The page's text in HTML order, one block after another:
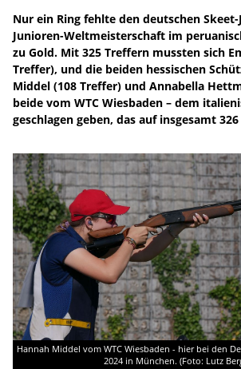
Nur ein Ring fehlte den deutschen
Junioren-Weltmeisterschaft im
zu Gold. Mit 325 Treffern mussten sich
Treffer), und die beiden hessischen
Middel (108 Treffer) und Annabella
beide vom WTC Wiesbaden – dem
geschlagen geben, das auf insgesamt
Hannah Middel vom WTC Wiesbaden - hier bei den
2024 in München. (Foto: Lutz